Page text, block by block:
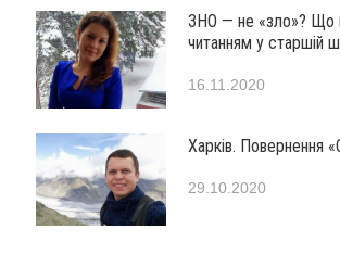
ЗНО — не «зло»? Що
читанням у старшій
16.11.2020
Харків. Повернення
29.10.2020